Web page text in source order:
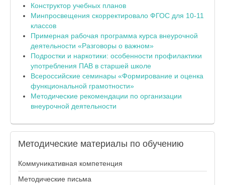
Конструктор учебных планов
Минпросвещения скорректировало ФГОС для 10-11
классов
Примерная рабочая программа курса внеурочной
деятельности «Разговоры о важном»
Подростки и наркотики: особенности профилактики
употребления ПАВ в старшей школе
Всероссийские семинары «Формирование и оценка
функциональной грамотности»
Методические рекомендации по организации
внеурочной деятельности
Методические материалы по обучению
Коммуникативная компетенция
Методические письма